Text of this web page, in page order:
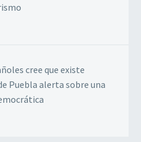
cree que existe
Puebla alerta sobre una